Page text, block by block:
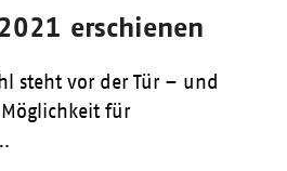
erschienen
steht vor der Tür – und
für